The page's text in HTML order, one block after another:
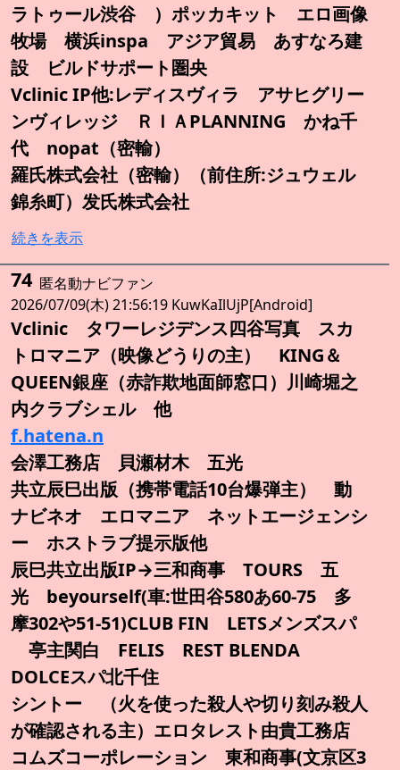
ラトゥール渋谷 ）ポッカキット エロ画像
牧場 横浜inspa アジア貿易 あすなろ建
設 ビルドサポート圏央
Vclinic IP他:レディスヴィラ アサヒグリー
ンヴィレッジ ＲＩＡPLANNING かね千
代 nopat（密輸）
羅氏株式会社（密輸）（前住所:ジュウェル
錦糸町）发氏株式会社
続きを表示
74 匿名動ナビファン
2026/07/09(木) 21:56:19 KuwKaIlUjP[Android]
Vclinic タワーレジデンス四谷写真 スカ
トロマニア（映像どうりの主） KING＆
QUEEN銀座（赤詐欺地面師窓口）川崎堀之
内クラブシェル 他
f.hatena.n
会澤工務店 貝瀬材木 五光
共立辰巳出版（携帯電話10台爆弾主） 動
ナビネオ エロマニア ネットエージェンシ
ー ホストラブ提示版他
辰巳共立出版IP→三和商事 TOURS 五
光 beyourself(車:世田谷580あ60-75 多
摩302や51-51)CLUB FIN LETSメンズスパ
亭主関白 FELIS REST BLENDA
DOLCEスパ北千住
シントー （火を使った殺人や切り刻み殺人
が確認される主）エロタレスト由貴工務店
コムズコーポレーション 東和商事(文京区3